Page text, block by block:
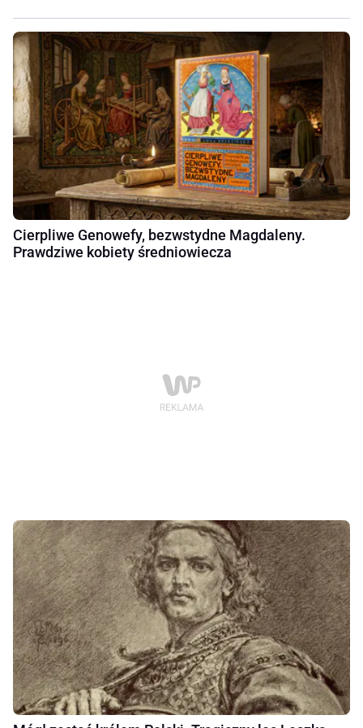
Cierpliwe Genowefy, bezwstydne Magdaleny.
Prawdziwe kobiety średniowiecza